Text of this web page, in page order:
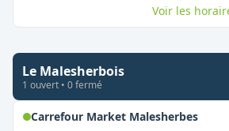
Voir les
Le Malesherbois
1 ouvert • 0fermé
Carrefour Market Malesherbes,